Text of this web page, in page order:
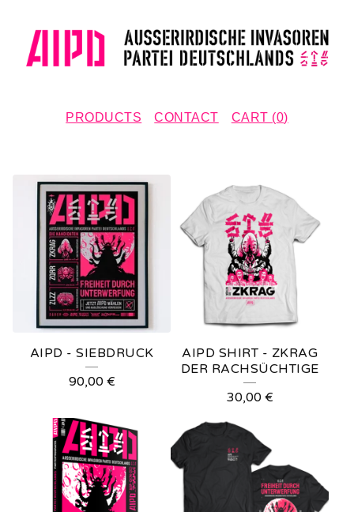
PRODUCTS CONTACT CART (0)
AIPD - SIEBDRUCK
90,00 €
AIPD SHIRT - ZKRAG
DER RACHSÜCHTIGE
30,00 €